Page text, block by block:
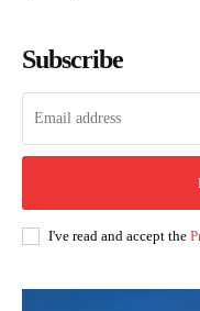
Subscribe
I've read and accept the